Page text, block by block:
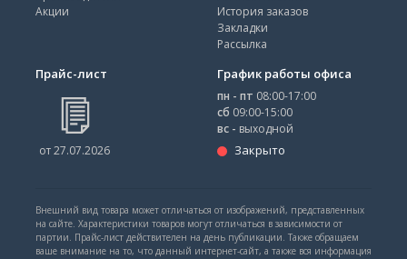
Акции
История заказов
Закладки
Рассылка
Прайс-лист
от 27.07.2026
График работы офиса
пн - пт 08:00-17:00
сб 09:00-15:00
вс - выходной
Закрыто
Внешний вид товара может отличаться от изображений, представленных
на сайте. Характеристики товаров могут отличаться в зависимости от
партии. Прайс-лист действителен на день публикации. Также обращаем
ваше внимание на то, что данный интернет-сайт, а также вся информация